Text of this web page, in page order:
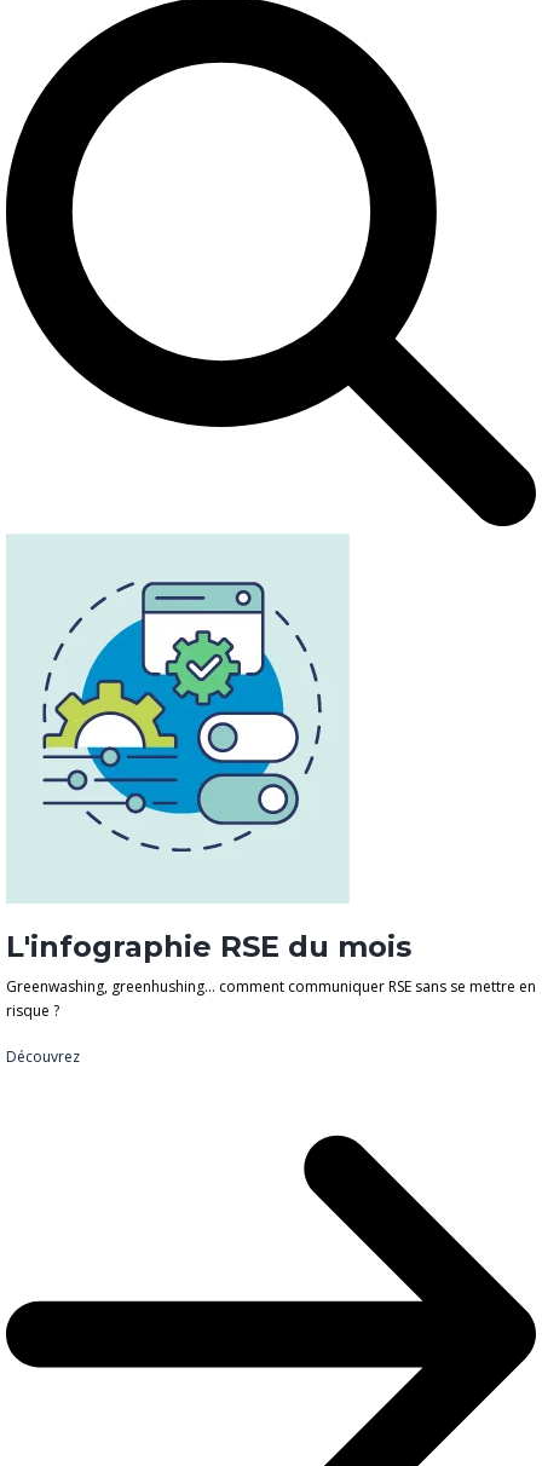
L'infographie RSE du mois
Greenwashing, greenhushing… comment communiquer RSE sans se mettre en
risque ?
Découvrez